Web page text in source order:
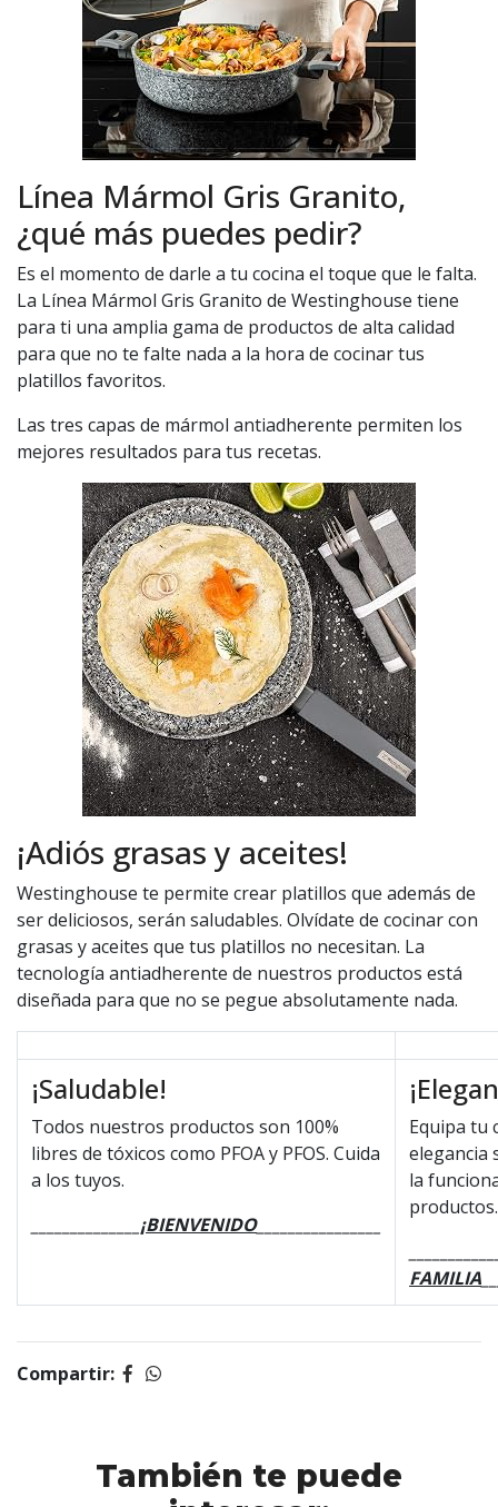
Línea Mármol Gris Granito,
¿qué más puedes pedir?
Es el momento de darle a tu cocina el toque que le falta.
La Línea Mármol Gris Granito de Westinghouse tiene
para ti una amplia gama de productos de alta calidad
para que no te falte nada a la hora de cocinar tus
platillos favoritos.
Las tres capas de mármol antiadherente permiten los
mejores resultados para tus recetas.
¡Adiós grasas y aceites!
Westinghouse te permite crear platillos que además de
ser deliciosos, serán saludables. Olvídate de cocinar con
grasas y aceites que tus platillos no necesitan. La
tecnología antiadherente de nuestros productos está
diseñada para que no se pegue absolutamente nada.
¡Saludable!
Todos nuestros productos son 100%
libres de tóxicos como PFOA y PFOS. Cuida
a los tuyos.
¡BIENVENIDO________________
Equipa tu
elegancia
la
productos.
FAMILIA
Compartir:
También te puede